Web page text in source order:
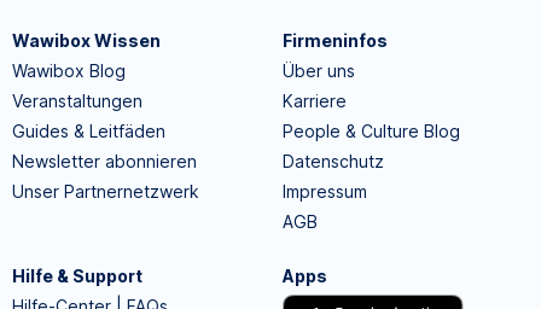
Wawibox Wissen
Wawibox Blog
Veranstaltungen
Guides & Leitfäden
Newsletter abonnieren
Unser Partnernetzwerk
Firmeninfos
Über uns
Karriere
People & Culture Blog
Datenschutz
Impressum
AGB
Hilfe & Support
Apps